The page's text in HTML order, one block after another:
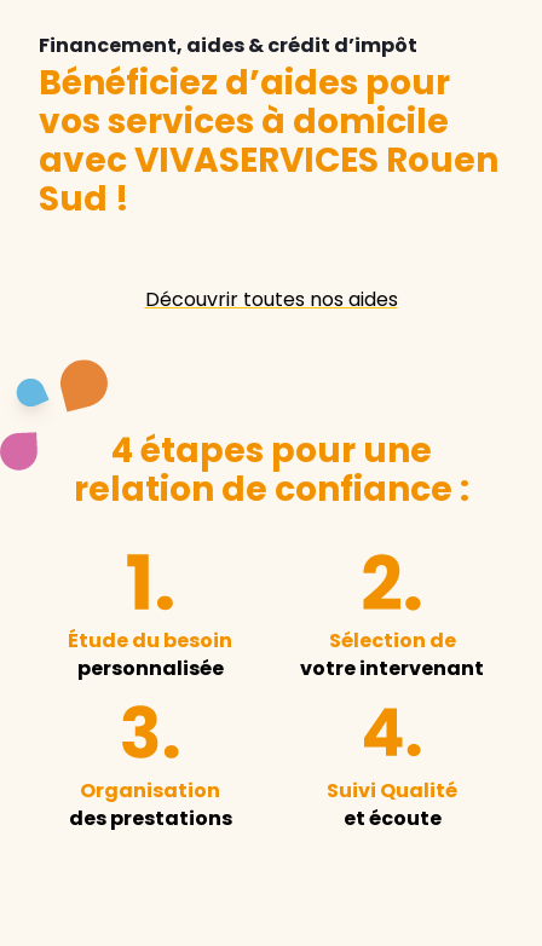
Financement, aides & crédit d’impôt
Bénéficiez d’aides pour
vos services à domicile
avec VIVASERVICES Rouen
Sud !
Découvrir toutes nos aides
4 étapes pour une
relation de confiance :
Étude du besoin
personnalisée
Sélection de
votre intervenant
Organisation
des prestations
Suivi Qualité
et écoute